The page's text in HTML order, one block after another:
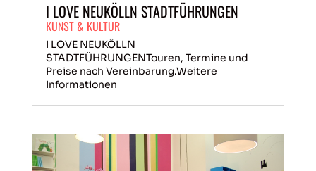
I LOVE NEUKÖLLN STADTFÜHRUNGEN
KUNST & KULTUR
I LOVE NEUKÖLLN
STADTFÜHRUNGENTouren, Termine und
Preise nach Vereinbarung.Weitere
Informationen